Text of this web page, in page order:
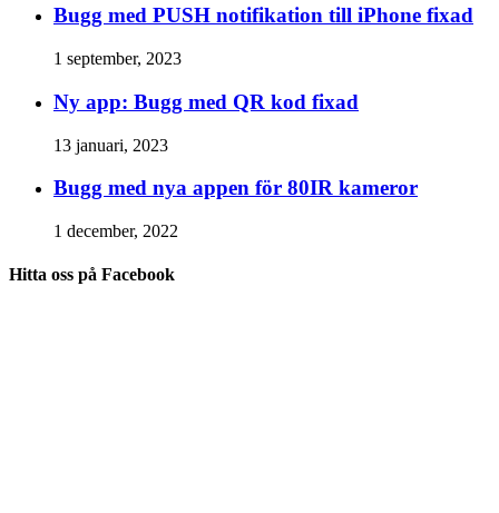
Bugg med PUSH notifikation till iPhone fixad
1 september, 2023
Ny app: Bugg med QR kod fixad
13 januari, 2023
Bugg med nya appen för 80IR kameror
1 december, 2022
Hitta oss på Facebook